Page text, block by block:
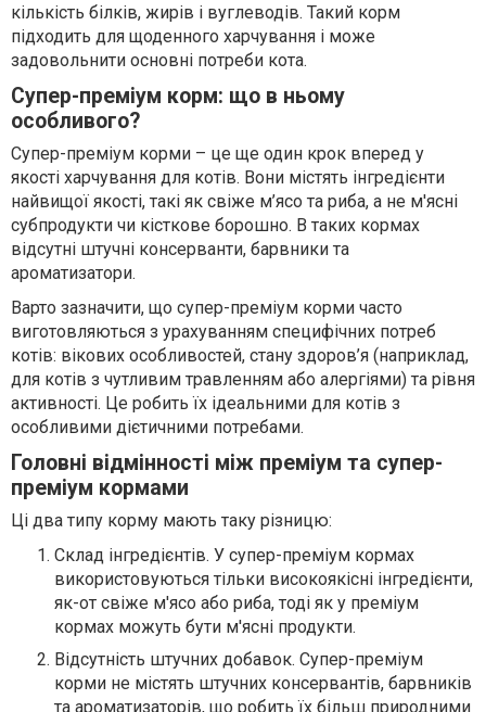
кількість білків, жирів і вуглеводів. Такий корм
підходить для щоденного харчування і може
задовольнити основні потреби кота.
Супер-преміум корм: що в ньому
особливого?
Супер-преміум корми – це ще один крок вперед у
якості харчування для котів. Вони містять інгредієнти
найвищої якості, такі як свіже м’ясо та риба, а не м'ясні
субпродукти чи кісткове борошно. В таких кормах
відсутні штучні консерванти, барвники та
ароматизатори.
Варто зазначити, що супер-преміум корми часто
виготовляються з урахуванням специфічних потреб
котів: вікових особливостей, стану здоров’я (наприклад,
для котів з чутливим травленням або алергіями) та рівня
активності. Це робить їх ідеальними для котів з
особливими дієтичними потребами.
Головні відмінності між преміум та супер-
преміум кормами
Ці два типу корму мають таку різницю:
Склад інгредієнтів. У супер-преміум кормах
використовуються тільки високоякісні інгредієнти,
як-от свіже м'ясо або риба, тоді як у преміум
кормах можуть бути м'ясні продукти.
Відсутність штучних добавок. Супер-преміум
корми не містять штучних консервантів, барвників
та ароматизаторів, що робить їх більш природними